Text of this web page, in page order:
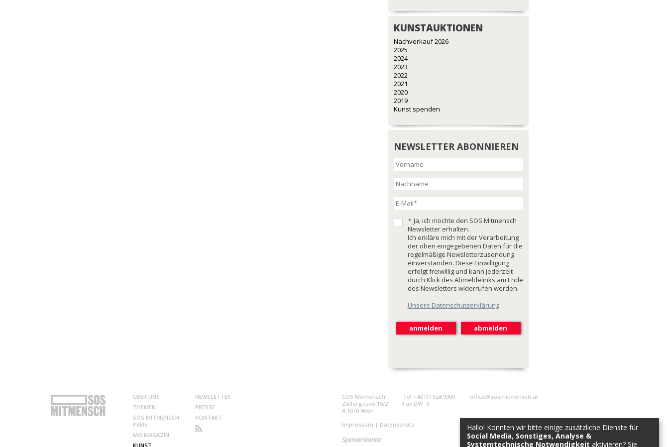
KUNSTAUKTIONEN
Nachverkauf 2026
2025
2024
2023
2022
2021
2020
2019
Kunst spenden
NEWSLETTER ABONNIEREN
* Ja, ich möchte den SOS Mitmensch
Newsletter erhalten.
Ich erkläre mich mit der Verarbeitung
der oben eingegebenen Daten für die
regelmäßige Newsletterzusendung
einverstanden. Diese Einwilligung
erfolgt freiwillig und kann jederzeit
durch Klick des Abmeldelinks am Ende
des Newsletters widerrufen werden.
Unsere Datenschutzerklärung
ÜBER UNS
THEMEN
SOS MITMENSCH
PREIS
MO MAGAZIN
KUNST
NEWSLETTER
PRESSE
KONTAKT
SOS Mitmensch
Zollergasse 15/2
A 1070 Wien
Tel +43 (1) 524 9900
Fax DW -9
office@sosmitmensch.at
Impressum | Datenschutz
Spendenkonto:
Hallo! Könnten wir bitte einige zusätzliche Dienste für
Social Media, Sonstiges, Analyse &
Systemtechnische Notwendigkeit aktivieren? Sie